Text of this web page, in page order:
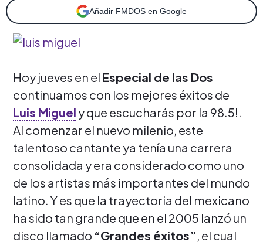
Añadir FMDOS en Google
Hoy jueves en el Especial de las Dos
continuamos con los mejores éxitos de
Luis Miguel y que escucharás por la 98.5!.
Al comenzar el nuevo milenio, este
talentoso cantante ya tenía una carrera
consolidada y era considerado como uno
de los artistas más importantes del mundo
latino. Y es que la trayectoria del mexicano
ha sido tan grande que en el 2005 lanzó un
disco llamado “Grandes éxitos”, el cual